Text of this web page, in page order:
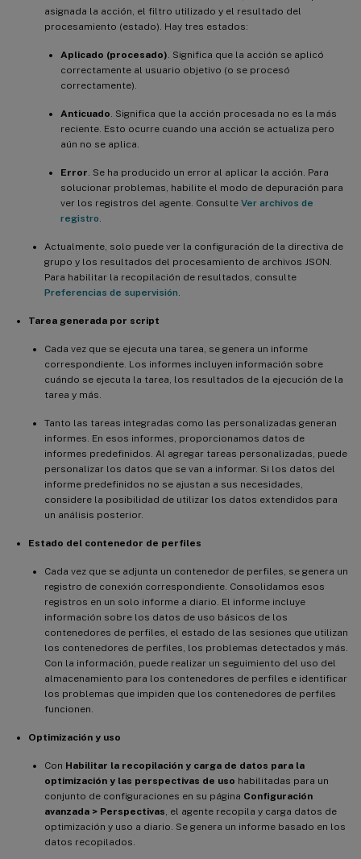
asignada la acción, el filtro utilizado y el resultado del
procesamiento (estado). Hay tres estados:
Aplicado (procesado) . Significa que la acción se aplicó
correctamente al usuario objetivo (o se procesó
correctamente).
Anticuado . Significa que la acción procesada no es la más
reciente. Esto ocurre cuando una acción se actualiza pero
aún no se aplica.
Error . Se ha producido un error al aplicar la acción. Para
solucionar problemas, habilite el modo de depuración para
ver los registros del agente. Consulte Ver archivos de
registro
Actualmente, solo puede ver la configuración de la directiva de
grupo y los resultados del procesamiento de archivos JSON.
Para habilitar la recopilación de resultados, consulte
Preferencias de supervisión
Tarea generada por script
Cada vez que se ejecuta una tarea, se genera un informe
correspondiente. Los informes incluyen información sobre
cuándo se ejecuta la tarea, los resultados de la ejecución de la
tarea y más.
Tanto las tareas integradas como las personalizadas generan
informes. En esos informes, proporcionamos datos de
informes predefinidos. Al agregar tareas personalizadas, puede
personalizar los datos que se van a informar. Si los datos del
informe predefinidos no se ajustan a sus necesidades,
considere la posibilidad de utilizar los datos extendidos para
un análisis posterior.
Estado del contenedor de perfiles
Cada vez que se adjunta un contenedor de perfiles, se genera un
registro de conexión correspondiente. Consolidamos esos
registros en un solo informe a diario. El informe incluye
información sobre los datos de uso básicos de los
contenedores de perfiles, el estado de las sesiones que utilizan
los contenedores de perfiles, los problemas detectados y más.
Con la información, puede realizar un seguimiento del uso del
almacenamiento para los contenedores de perfiles e identificar
los problemas que impiden que los contenedores de perfiles
funcionen.
Optimización y uso
Con Habilitar la recopilación y carga de datos para la
optimización y las perspectivas de uso habilitadas para un
conjunto de configuraciones en su página Configuración
avanzada > Perspectivas , el agente recopila y carga datos de
optimización y uso a diario. Se genera un informe basado en los
datos recopilados.